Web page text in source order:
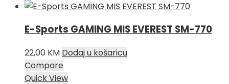
E-Sports GAMING MIS EVEREST SM-770
22,00 KM Dodaj u košaricu
Compare
Quick View